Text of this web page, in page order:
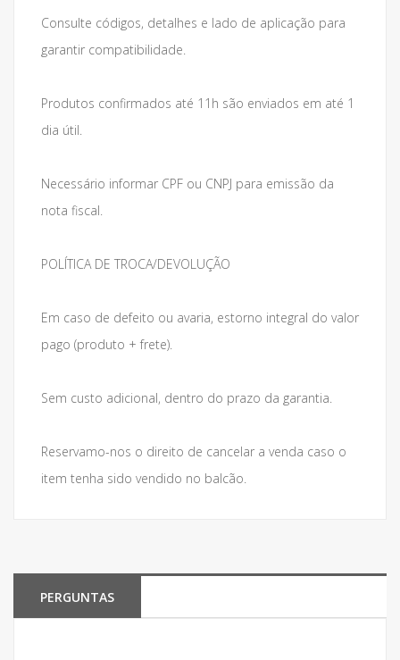
Consulte códigos, detalhes e lado de aplicação para
garantir compatibilidade.
Produtos confirmados até 11h são enviados em até 1
dia útil.
Necessário informar CPF ou CNPJ para emissão da
nota fiscal.
POLÍTICA DE TROCA/DEVOLUÇÃO
Em caso de defeito ou avaria, estorno integral do valor
pago (produto + frete).
Sem custo adicional, dentro do prazo da garantia.
Reservamo-nos o direito de cancelar a venda caso o
item tenha sido vendido no balcão.
PERGUNTAS